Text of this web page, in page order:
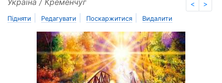
< >
Україна / Кременчуг
Підняти Редагувати Поскаржитися Видалити